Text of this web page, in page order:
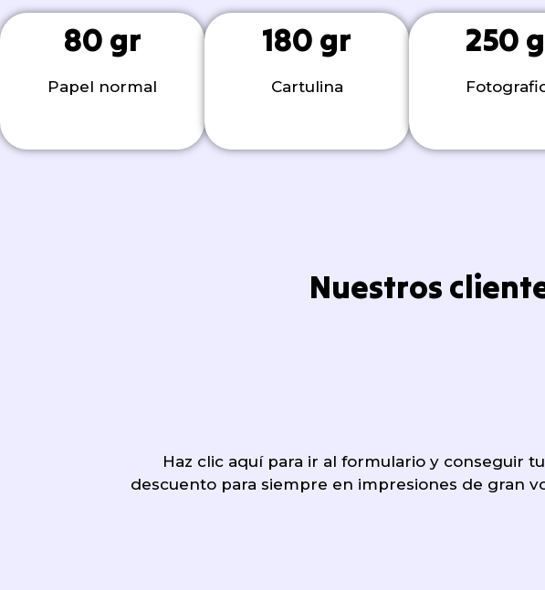
80 gr
Papel normal
180 gr
Cartulina
250
Nuestros
Haz clic aquí para ir al formulario y conseguir tu
descuento para siempre en impresiones de gran